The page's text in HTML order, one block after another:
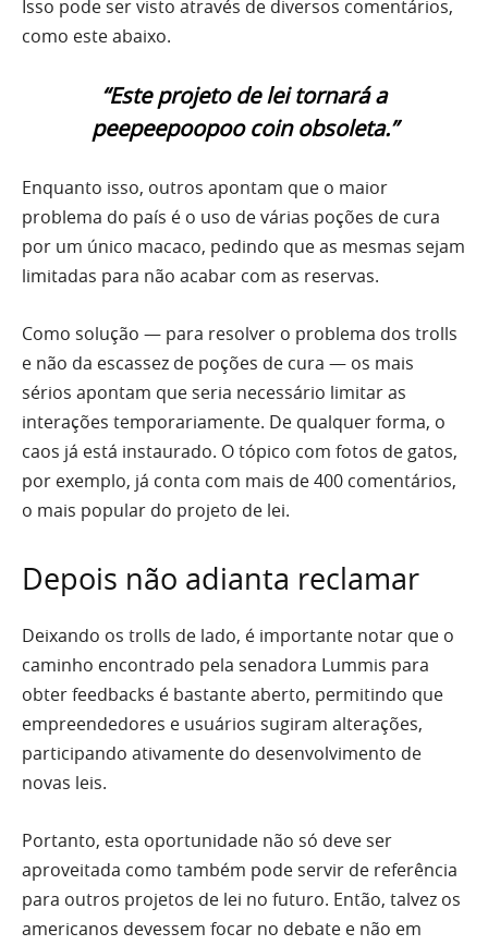
Isso pode ser visto através de diversos comentários,
como este abaixo.
“Este projeto de lei tornará a
peepeepoopoo coin obsoleta.”
Enquanto isso, outros apontam que o maior
problema do país é o uso de várias poções de cura
por um único macaco, pedindo que as mesmas sejam
limitadas para não acabar com as reservas.
Como solução — para resolver o problema dos trolls
e não da escassez de poções de cura — os mais
sérios apontam que seria necessário limitar as
interações temporariamente. De qualquer forma, o
caos já está instaurado. O tópico com fotos de gatos,
por exemplo, já conta com mais de 400 comentários,
o mais popular do projeto de lei.
Depois não adianta reclamar
Deixando os trolls de lado, é importante notar que o
caminho encontrado pela senadora Lummis para
obter feedbacks é bastante aberto, permitindo que
empreendedores e usuários sugiram alterações,
participando ativamente do desenvolvimento de
novas leis.
Portanto, esta oportunidade não só deve ser
aproveitada como também pode servir de referência
para outros projetos de lei no futuro. Então, talvez os
americanos devessem focar no debate e não em